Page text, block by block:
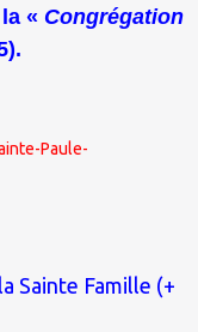
« Congrégation
Paule-
Sainte Famille (+